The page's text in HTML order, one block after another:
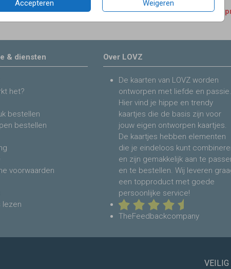
Accepteren Weigeren
Formaten en
& diensten
het?
bestellen
bestellen
voorwaarden
lezen
Over LOVZ
De kaarten van LOVZ worden
ontworpen met liefde en passie.
Hier vind je hippe en trendy
kaartjes die de basis zijn voor
jouw eigen ontworpen kaartjes.
De kaartjes hebben elementen
die je eindeloos kunt
en zijn gemakkelijk aan te
en te bestellen. Wij leveren
een topproduct met goede
persoonlijke service!
TheFeedbackcompany
VEILIG